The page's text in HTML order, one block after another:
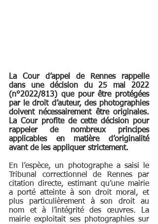
La Cour d’appel de Rennes rappelle
dans une décision du 25 mai 2022
(n°2022/813) que pour être protégées
par le droit d’auteur, des photographies
doivent nécessairement être originales.
La Cour profite de cette décision pour
rappeler de nombreux principes
applicables en matière d’originalité
avant de les appliquer strictement.
En l’espèce, un photographe a saisi le
Tribunal correctionnel de Rennes par
citation directe, estimant qu’une mairie
a porté atteinte à son droit moral, et
plus particulièrement à son droit au
nom et à l’intégrité des œuvres. La
mairie exploitait ses photographies sur